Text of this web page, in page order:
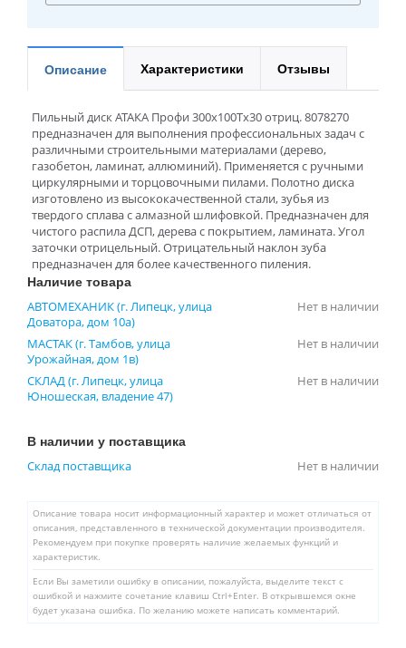
Описание Характеристики Отзывы
Пильный диск АТАКА Профи 300x100Tx30 отриц. 8078270
предназначен для выполнения профессиональных задач с
различными строительными материалами (дерево,
газобетон, ламинат, аллюминий). Применяется с ручными
циркулярными и торцовочными пилами. Полотно диска
изготовлено из высококачественной стали, зубья из
твердого сплава с алмазной шлифовкой. Предназначен для
чистого распила ДСП, дерева с покрытием, ламината. Угол
заточки отрицельный. Отрицательный наклон зуба
предназначен для более качественного пиления.
Наличие товара
АВТОМЕХАНИК (г. Липецк, улица
Доватора, дом 10а)
Нет в наличии
МАСТАК (г. Тамбов, улица
Урожайная, дом 1в)
Нет в наличии
СКЛАД (г. Липецк, улица
Юношеская, владение 47)
Нет в наличии
В наличии у поставщика
Склад поставщика Нет в наличии
Описание товара носит информационный характер и может отличаться от
описания, представленного в технической документации производителя.
Рекомендуем при покупке проверять наличие желаемых функций и
характеристик.
Если Вы заметили ошибку в описании, пожалуйста, выделите текст с
ошибкой и нажмите сочетание клавиш Ctrl+Enter. В открывшемся окне
будет указана ошибка. По желанию можете написать комментарий.